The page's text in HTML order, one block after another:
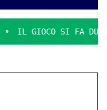
FA DURO. IL PD